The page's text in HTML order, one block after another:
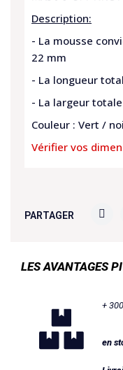
Description:
- La mousse
22 mm
- La longueur
- La largeur
Couleur : Vert /
Vérifier vos
PARTAGER
LES AVANTAGES
+
en